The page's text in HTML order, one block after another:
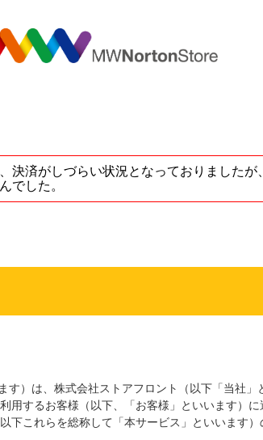
決済がしづらい状況となっておりましたが
でした。
す）は、株式会社ストアフロント（以下「当社
用するお客様（以下、「お客様」といいます）
下これらを総称して「本サービス」といいます